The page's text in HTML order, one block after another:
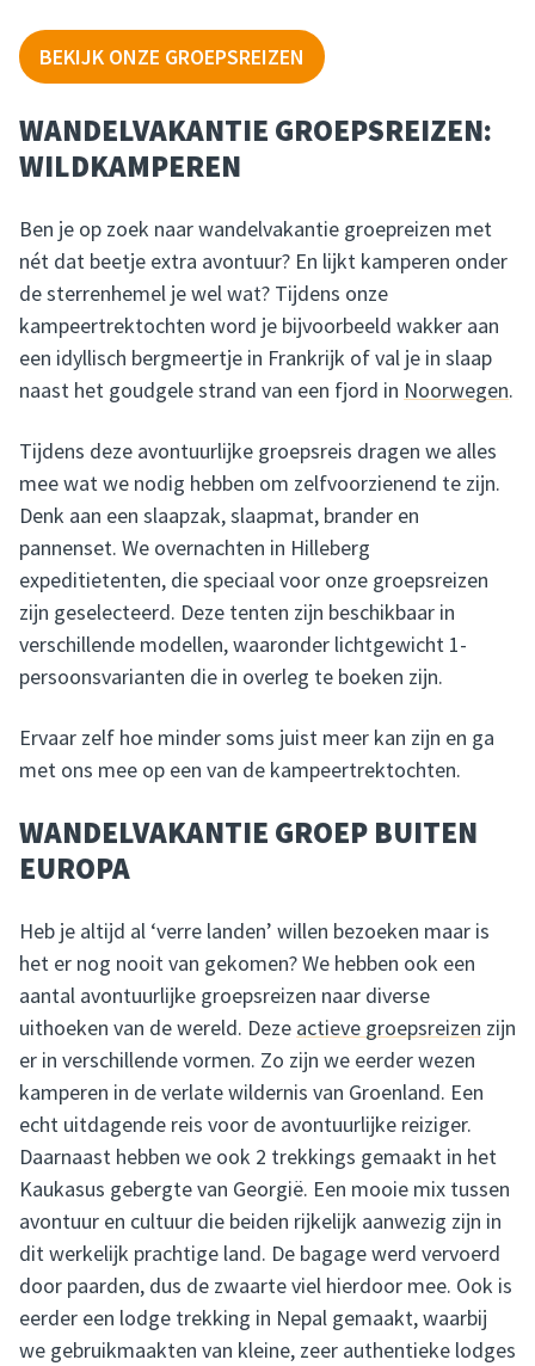
BEKIJK ONZE GROEPSREIZEN
WANDELVAKANTIE GROEPSREIZEN:
WILDKAMPEREN
Ben je op zoek naar wandelvakantie groepreizen met
nét dat beetje extra avontuur? En lijkt kamperen onder
de sterrenhemel je wel wat? Tijdens onze
kampeertrektochten word je bijvoorbeeld wakker aan
een idyllisch bergmeertje in Frankrijk of val je in slaap
naast het goudgele strand van een fjord in Noorwegen.
Tijdens deze avontuurlijke groepsreis dragen we alles
mee wat we nodig hebben om zelfvoorzienend te zijn.
Denk aan een slaapzak, slaapmat, brander en
pannenset. We overnachten in Hilleberg
expeditietenten, die speciaal voor onze groepsreizen
zijn geselecteerd. Deze tenten zijn beschikbaar in
verschillende modellen, waaronder lichtgewicht 1-
persoonsvarianten die in overleg te boeken zijn.
Ervaar zelf hoe minder soms juist meer kan zijn en ga
met ons mee op een van de kampeertrektochten.
WANDELVAKANTIE GROEP BUITEN
EUROPA
Heb je altijd al ‘verre landen’ willen bezoeken maar is
het er nog nooit van gekomen? We hebben ook een
aantal avontuurlijke groepsreizen naar diverse
uithoeken van de wereld. Deze actieve groepsreizen zijn
er in verschillende vormen. Zo zijn we eerder wezen
kamperen in de verlate wildernis van Groenland. Een
echt uitdagende reis voor de avontuurlijke reiziger.
Daarnaast hebben we ook 2 trekkings gemaakt in het
Kaukasus gebergte van Georgië. Een mooie mix tussen
avontuur en cultuur die beiden rijkelijk aanwezig zijn in
dit werkelijk prachtige land. De bagage werd vervoerd
door paarden, dus de zwaarte viel hierdoor mee. Ook is
eerder een lodge trekking in Nepal gemaakt, waarbij
we gebruikmaakten van kleine, zeer authentieke lodges